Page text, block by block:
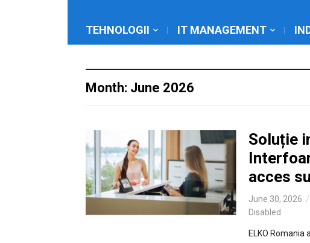
TEHNOLOGII IT MANAGEMENT
Month: June 2026
Soluție
acces
June 30, 2026
Disabled
ELKO